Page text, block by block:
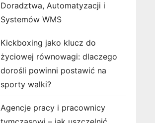
Doradztwa, Automatyzacji i
Systemów WMS
Kickboxing jako klucz do
życiowej równowagi: dlaczego
dorośli powinni postawić na
sporty walki?
Agencje pracy i pracownicy